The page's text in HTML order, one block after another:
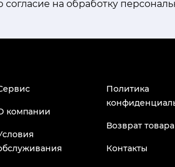
согласие на обработку
компании
Политика
Возврат товара
Контакты